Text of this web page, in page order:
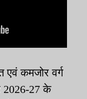
एवं कमजोर वर्ग
2026-27 के